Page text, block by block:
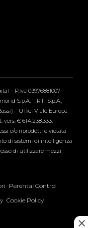
– P.Iva 03976881007 –
S.p.A. – RTI S.p.A.,
– Uffici Viale Europa
vers. € 614.238.333.
e/o riprodotti è vietata
di sistemi di intelligenza
di utilizzare mezzi
Parental Control
Cookie Policy